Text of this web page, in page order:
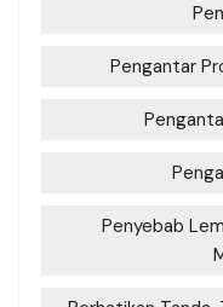
Pengantar
Penyebab